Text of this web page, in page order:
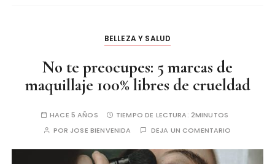
BELLEZA Y SALUD
No te preocupes: 5 marcas de
maquillaje 100% libres de crueldad
HACE 5 AÑOS TIEMPO DE LECTURA: 2MINUTOS
POR JOSE BIENVENIDA DEJA UN COMENTARIO